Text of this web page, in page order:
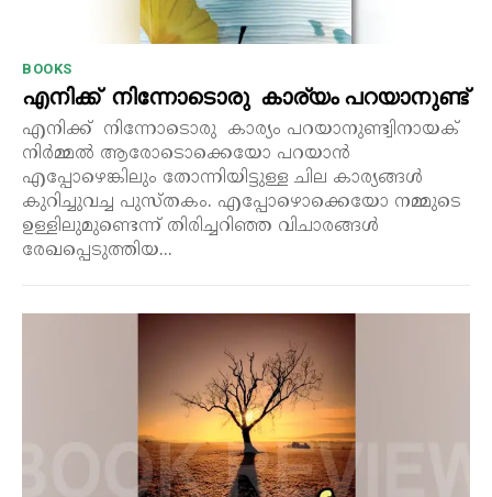
BOOKS
എനിക്ക് നിന്നോടൊരു കാര്യം പറയാനുണ്ട്
എനിക്ക് നിന്നോടൊരു കാര്യം പറയാനുണ്ട്വിനായക്
നിർമ്മൽ ആരോടൊക്കെയോ പറയാൻ
എപ്പോഴെങ്കിലും തോന്നിയിട്ടുള്ള ചില കാര്യങ്ങൾ
കുറിച്ചുവച്ച പുസ്തകം. എപ്പോഴൊക്കെയോ നമ്മുടെ
ഉള്ളിലുമുണ്ടെന്ന് തിരിച്ചറിഞ്ഞ വിചാരങ്ങൾ
രേഖപ്പെടുത്തിയ...